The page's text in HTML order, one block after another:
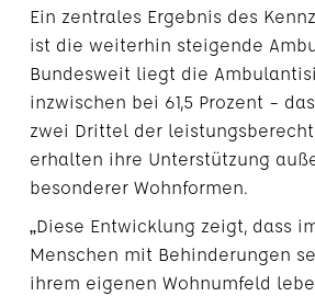
Ein zentrales Ergebnis des
ist die weiterhin steigende
Bundesweit liegt die
inzwischen bei 61,5 Prozent –
zwei Drittel der
erhalten ihre Unterstützung
besonderer Wohnformen.
„Diese Entwicklung zeigt, dass
Menschen mit Behinderungen
ihrem eigenen Wohnumfeld